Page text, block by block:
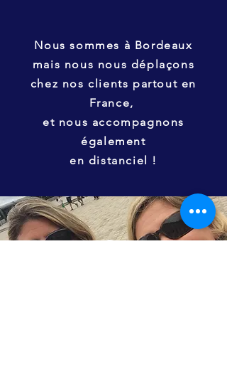
Nous sommes à Bordeaux
mais nous nous déplaçons
chez nos clients partout en
France,
et nous accompagnons
également
en distanciel !